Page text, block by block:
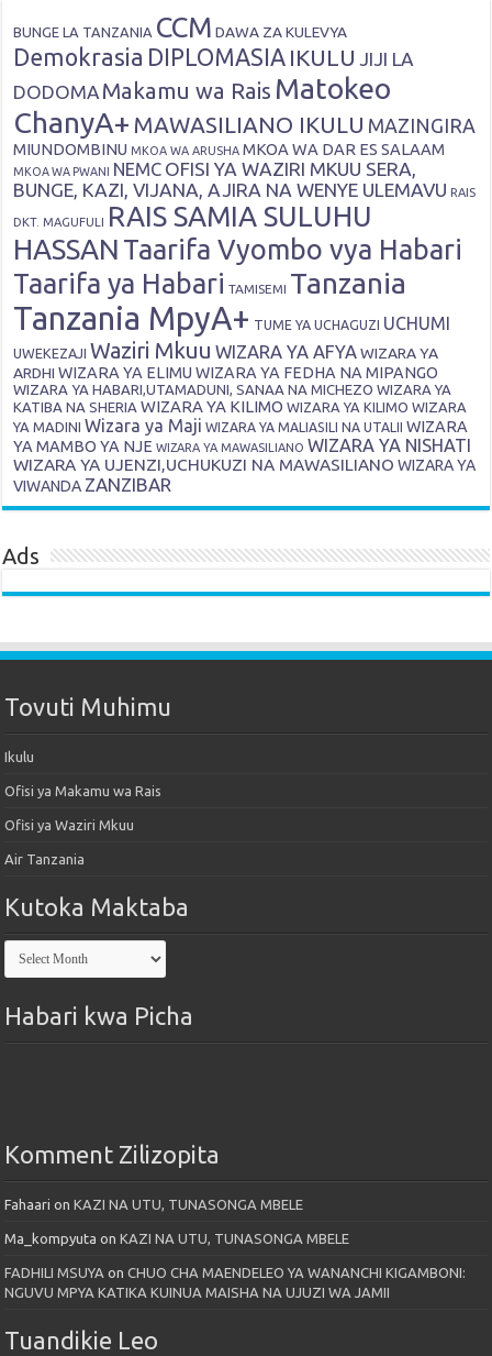
BUNGE LA TANZANIA CCM DAWA ZA KULEVYA
Demokrasia DIPLOMASIA IKULU JIJI LA
DODOMA Makamu wa Rais Matokeo
ChanyA+ MAWASILIANO IKULU MAZINGIRA
MIUNDOMBINU MKOA WA ARUSHA MKOA WA DAR ES SALAAM
MKOA WA PWANI NEMC OFISI YA WAZIRI MKUU SERA,
BUNGE, KAZI, VIJANA, AJIRA NA WENYE ULEMAVU RAIS
DKT. MAGUFULI RAIS SAMIA SULUHU
HASSAN Taarifa Vyombo vya Habari
Taarifa ya Habari TAMISEMI Tanzania
Tanzania MpyA+ TUME YA UCHAGUZI UCHUMI
UWEKEZAJI Waziri Mkuu WIZARA YA AFYA WIZARA YA
ARDHI WIZARA YA ELIMU WIZARA YA FEDHA NA MIPANGO
WIZARA YA HABARI,UTAMADUNI, SANAA NA MICHEZO WIZARA YA
KATIBA NA SHERIA WIZARA YA KILIMO WIZARA YA KILIMO WIZARA
YA MADINI Wizara ya Maji WIZARA YA MALIASILI NA UTALII WIZARA
YA MAMBO YA NJE WIZARA YA MAWASILIANO WIZARA YA NISHATI
WIZARA YA UJENZI,UCHUKUZI NA MAWASILIANO WIZARA YA
VIWANDA ZANZIBAR
Ads
Tovuti Muhimu
Ikulu
Ofisi ya Makamu wa Rais
Ofisi ya Waziri Mkuu
Air Tanzania
Kutoka Maktaba
Kutoka
Maktaba
Habari kwa Picha
Komment Zilizopita
Fahaari onKAZI NA UTU, TUNASONGA MBELE
Ma_kompyuta onKAZI NA UTU, TUNASONGA MBELE
FADHILI MSUYA onCHUO CHA MAENDELEO YA WANANCHI KIGAMBONI:
NGUVU MPYA KATIKA KUINUA MAISHA NA UJUZI WA JAMII
Tuandikie Leo